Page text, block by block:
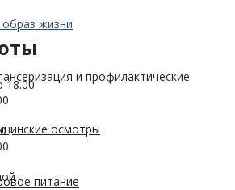
жизни
и профилактические
осмотры
питание
18.00